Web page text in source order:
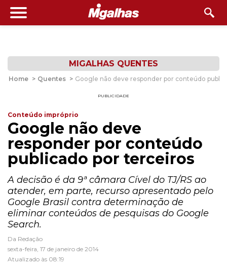
MIGALHAS QUENTES
Home > Quentes > Google não deve responder por conteúdo
PUBLICIDADE
Conteúdo impróprio
Google não deve
responder por conteúdo
publicado por terceiros
A decisão é da 9ª câmara Cível do TJ/RS ao
atender, em parte, recurso apresentado pelo
Google Brasil contra determinação de
eliminar conteúdos de pesquisas do Google
Search.
Da Redação
sexta-feira, 17 de janeiro de 2014
Atualizado às 08:19